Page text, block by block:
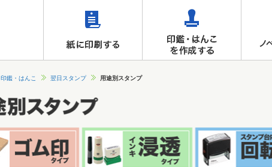
印鑑・はんこ 翌日スタンプ 用途別スタンプ